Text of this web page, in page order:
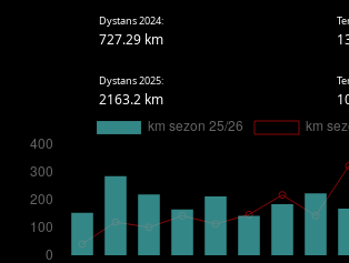
Dystans 2024:
727.29 km
Dystans 2025:
2163.2 km